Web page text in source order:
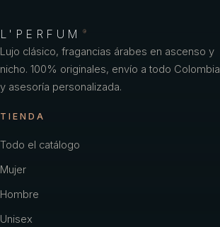
Burberry
Calvin Klein
Carolina Herrera
Cartier
L'PERFUM ®
Lujo clásico, fragancias árabes en ascenso y
nicho. 100% originales, envío a todo Colombia
y asesoría personalizada.
TIENDA
Todo el catálogo
Mujer
Hombre
Unisex